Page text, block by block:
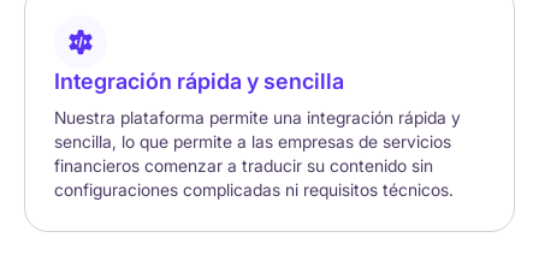
Integración rápida y sencilla
Nuestra plataforma permite una integración rápida y
sencilla, lo que permite a las empresas de servicios
financieros comenzar a traducir su contenido sin
configuraciones complicadas ni requisitos técnicos.